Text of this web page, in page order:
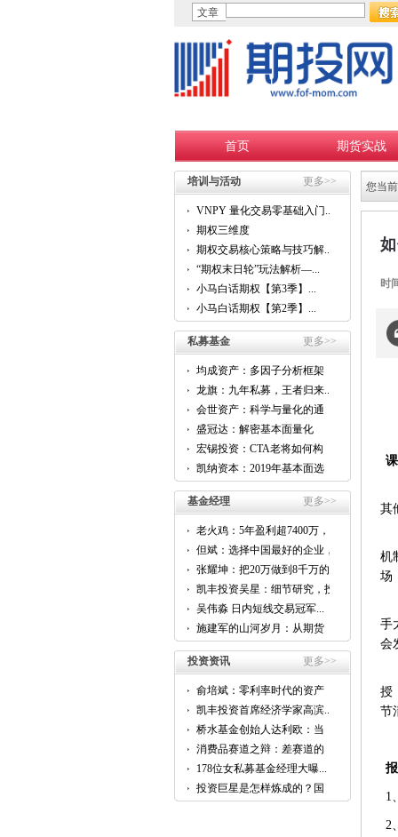
文章
首页 期货实战
培训与活动 更多>>
VNPY 量化交易零基础入门...
期权三维度
期权交易核心策略与技巧解...
“期权末日轮”玩法解析—...
小马白话期权【第3季】...
小马白话期权【第2季】...
私募基金 更多>>
均成资产：多因子分析框架
的...
龙旗：九年私募，王者归来...
会世资产：科学与量化的通
用...
盛冠达：解密基本面量化
CTA...
宏锡投资：CTA老将如何构
建...
凯纳资本：2019年基本面选
股...
基金经理
更多>>
老火鸡：5年盈利超7400万，
他...
但斌：选择中国最好的企业，
跟...
张耀坤：把20万做到8千万的...
凯丰投资吴星：细节研究，投
资...
吴伟淼 日内短线交易冠军...
施建军的山河岁月：从期货
到...
投资资讯
更多>>
俞培斌：零利率时代的资产
配...
凯丰投资首席经济学家高滨...
桥水基金创始人达利欧：当
前...
消费品赛道之辩：差赛道的
好...
178位女私募基金经理大曝...
投资巨星是怎样炼成的？国
内...
您当
时
其
机
场
手
会
授
节
1
2